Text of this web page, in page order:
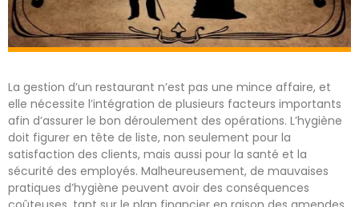
La gestion d’un restaurant n’est pas une mince affaire, et
elle nécessite l’intégration de plusieurs facteurs importants
afin d’assurer le bon déroulement des opérations. L’hygiène
doit figurer en tête de liste, non seulement pour la
satisfaction des clients, mais aussi pour la santé et la
sécurité des employés. Malheureusement, de mauvaises
pratiques d’hygiène peuvent avoir des conséquences